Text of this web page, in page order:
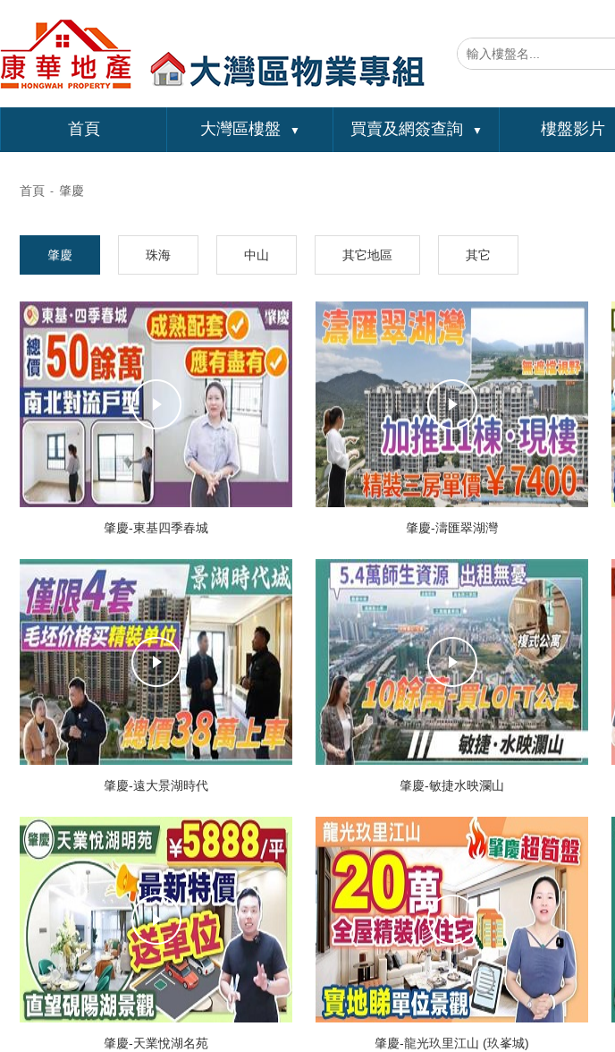
首頁 大灣區樓盤 ▼ 買賣及網簽查詢 ▼ 樓盤影片
首頁 - 肇慶
肇慶 珠海 中山 其它地區 其它
肇慶-東基四季春城 肇慶-濤匯翠湖灣
肇慶-遠大景湖時代 肇慶-敏捷水映瀾山
肇慶-天業悅湖名苑 肇慶-龍光玖里江山 (玖峯城)